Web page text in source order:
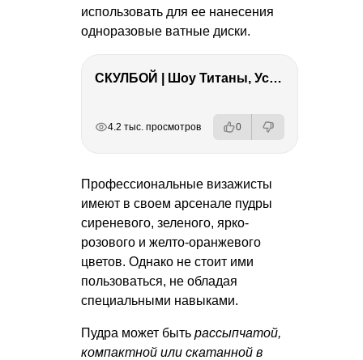
использовать для ее нанесения
одноразовые ватные диски.
СКУЛБОЙ | Шоу Титаны, Усейн Болт, Ларрат, Зашквар!
4.2 тыс. просмотров 0
Профессиональные визажисты
имеют в своем арсенале пудры
сиреневого, зеленого, ярко-
розового и желто-оранжевого
цветов. Однако не стоит ими
пользоваться, не обладая
специальными навыками.
Пудра может быть рассыпчатой,
компактной или скатанной в